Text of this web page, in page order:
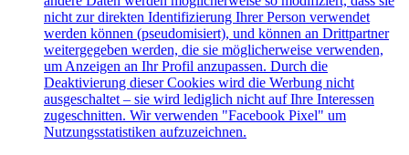
nicht zur direkten Identifizierung Ihrer Person verwendet
werden können (pseudomisiert), und können an Drittpartner
weitergegeben werden, die sie möglicherweise verwenden,
um Anzeigen an Ihr Profil anzupassen. Durch die
Deaktivierung dieser Cookies wird die Werbung nicht
ausgeschaltet – sie wird lediglich nicht auf Ihre Interessen
zugeschnitten. Wir verwenden "Facebook Pixel" um
Nutzungsstatistiken aufzuzeichnen.